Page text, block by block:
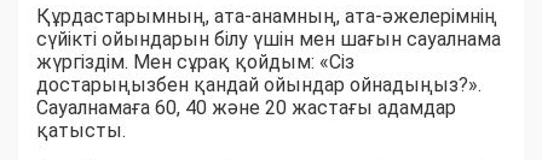
Құрдастарымның, ата-анамның, ата-әжелерімнің
сүйікті ойындарын білу үшін мен шағын сауалнама
жүргіздім. Мен сұрақ қойдым: «Сіз
достарыңызбен қандай ойындар ойнадыңыз?».
Сауалнамаға 60, 40 және 20 жастағы адамдар
қатысты.